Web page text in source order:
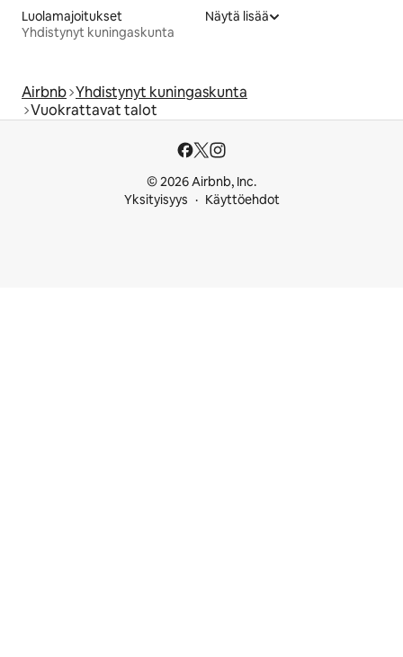
Luolamajoitukset
Yhdistynyt kuningaskunta
Näytä lisää
Airbnb Yhdistynyt kuningaskunta
Vuokrattavat talot
© 2026 Airbnb, Inc.
Yksityisyys
Käyttöehdot